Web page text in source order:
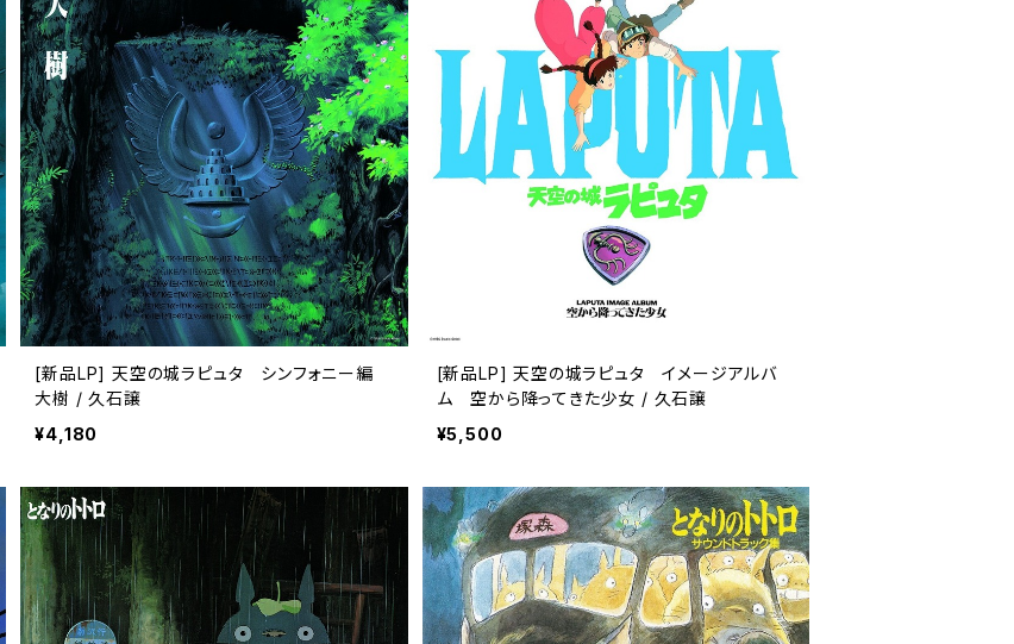
[新品LP] 天空の城ラピュタ シンフォニー編
大樹 / 久石譲
¥4,180
[新品LP] 天空の城ラピュタ イメージアルバ
ム 空から降ってきた少女 / 久石譲
¥5,500